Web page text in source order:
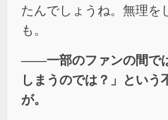
たんでしょうね。無理を
も。
――一部のファンの間で
しまうのでは？」という
が。